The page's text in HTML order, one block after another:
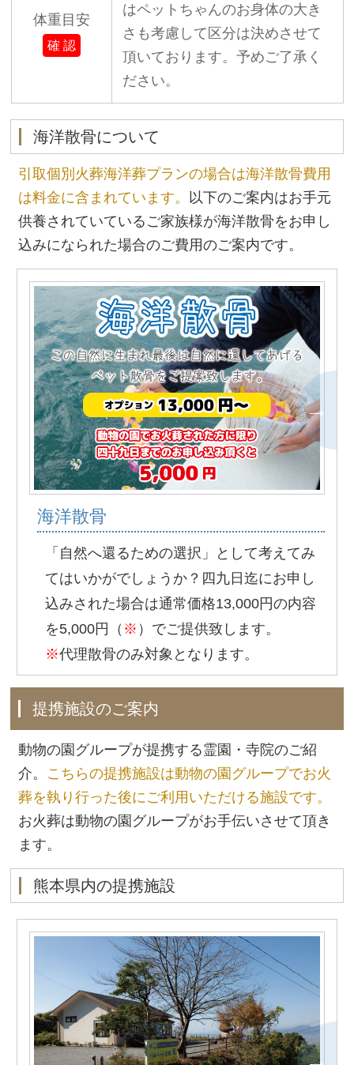
体重目安
確 認
はペットちゃんのお身体の大き
さも考慮して区分は決めさせて
頂いております。予めご了承く
ださい。
海洋散骨について
引取個別火葬海洋葬プランの場合は海洋散骨費用
は料金に含まれています。
以下のご案内はお手元
供養されていているご家族様が海洋散骨をお申し
込みになられた場合のご費用のご案内です。
海洋散骨
「自然へ還るための選択」として考えてみ
てはいかがでしょうか？四九日迄にお申し
込みされた場合は通常価格13,000円の内容
を5,000円（ ※ ）でご提供致します。
※代理散骨のみ対象となります。
提携施設のご案内
動物の園グループが提携する霊園・寺院のご紹
介。 こちらの提携施設は動物の園グループでお火
葬を執り行った後にご利用いただける施設です。
お火葬は動物の園グループがお手伝いさせて頂き
ます。
熊本県内の提携施設